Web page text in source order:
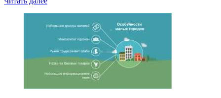
Идеи
малого
на
дому:
Вдохновение
начинающих